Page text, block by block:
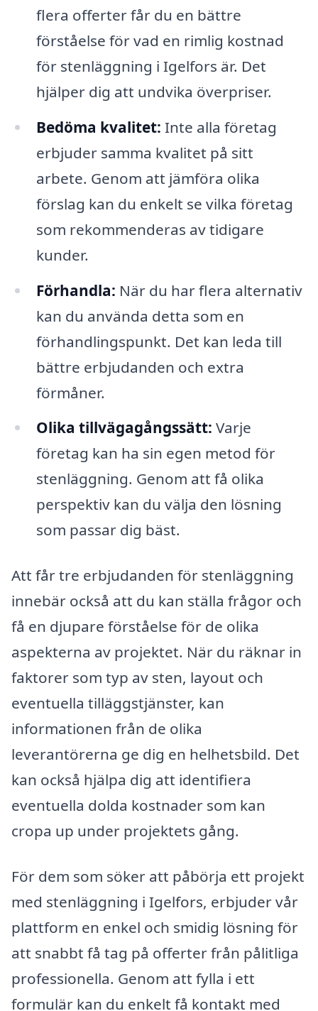
flera offerter får du en bättre
förståelse för vad en rimlig kostnad
för stenläggning i Igelfors är. Det
hjälper dig att undvika överpriser.
Bedöma kvalitet: Inte alla företag
erbjuder samma kvalitet på sitt
arbete. Genom att jämföra olika
förslag kan du enkelt se vilka företag
som rekommenderas av tidigare
kunder.
Förhandla: När du har flera alternativ
kan du använda detta som en
förhandlingspunkt. Det kan leda till
bättre erbjudanden och extra
förmåner.
Olika tillvägagångssätt: Varje
företag kan ha sin egen metod för
stenläggning. Genom att få olika
perspektiv kan du välja den lösning
som passar dig bäst.
Att får tre erbjudanden för stenläggning
innebär också att du kan ställa frågor och
få en djupare förståelse för de olika
aspekterna av projektet. När du räknar in
faktorer som typ av sten, layout och
eventuella tilläggstjänster, kan
informationen från de olika
leverantörerna ge dig en helhetsbild. Det
kan också hjälpa dig att identifiera
eventuella dolda kostnader som kan
cropa up under projektets gång.
För dem som söker att påbörja ett projekt
med stenläggning i Igelfors, erbjuder vår
plattform en enkel och smidig lösning för
att snabbt få tag på offerter från pålitliga
professionella. Genom att fylla i ett
formulär kan du enkelt få kontakt med